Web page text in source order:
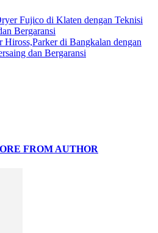
Fujico di Klaten dengan Teknisi
Bergaransi
Hiross,Parker di Bangkalan dengan
dan Bergaransi
FROM AUTHOR